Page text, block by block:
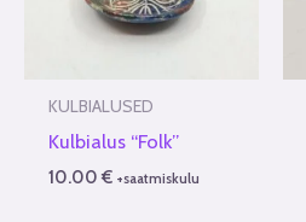
KULBIALUSED
Kulbialus “Folk”
10.00€ +saatmiskulu